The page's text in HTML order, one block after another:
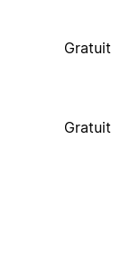
Gratuit
Gratuit